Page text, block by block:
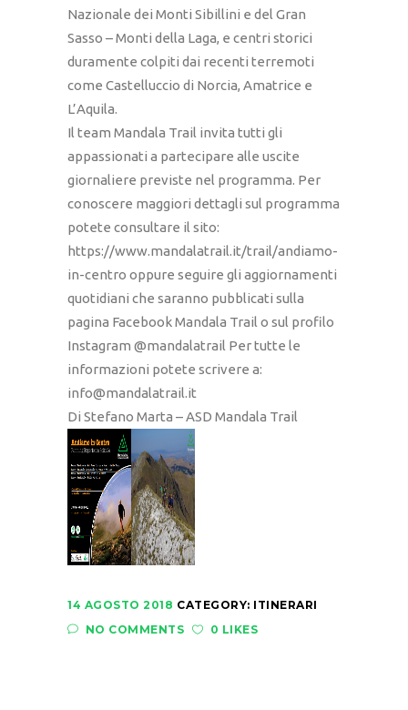
Nazionale dei Monti Sibillini e del Gran
Sasso – Monti della Laga, e centri storici
duramente colpiti dai recenti terremoti
come Castelluccio di Norcia, Amatrice e
L’Aquila.
Il team Mandala Trail invita tutti gli
appassionati a partecipare alle uscite
giornaliere previste nel programma. Per
conoscere maggiori dettagli sul programma
potete consultare il sito:
https://www.mandalatrail.it/trail/andiamo-
in-centro oppure seguire gli aggiornamenti
quotidiani che saranno pubblicati sulla
pagina Facebook Mandala Trail o sul profilo
Instagram @mandalatrail Per tutte le
informazioni potete scrivere a:
info@mandalatrail.it
Di Stefano Marta – ASD Mandala Trail
14 AGOSTO 2018 CATEGORY: ITINERARI
NO COMMENTS
0 LIKES